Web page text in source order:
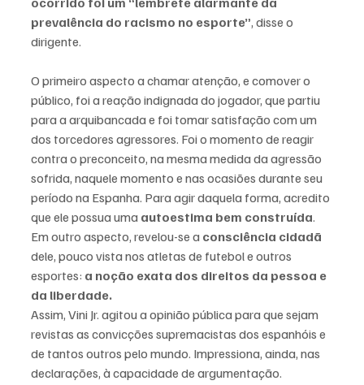
prevalência do racismo no esporte”, disse o
dirigente.
O primeiro aspecto a chamar atenção, e comover o
público, foi a reação indignada do jogador, que partiu
para a arquibancada e foi tomar satisfação com um
dos torcedores agressores. Foi o momento de reagir
contra o preconceito, na mesma medida da agressão
sofrida, naquele momento e nas ocasiões durante seu
período na Espanha. Para agir daquela forma, acredito
que ele possua uma autoestima bem construída.
Em outro aspecto, revelou-se a consciência cidadã
dele, pouco vista nos atletas de futebol e outros
esportes: a noção exata dos direitos da pessoa e
da liberdade.
Assim, Vini Jr. agitou a opinião pública para que sejam
revistas as convicções supremacistas dos espanhóis e
de tantos outros pelo mundo. Impressiona, ainda, nas
declarações, à capacidade de argumentação.